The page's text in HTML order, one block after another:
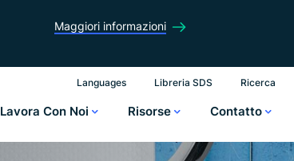
Maggiori informazioni
Languages Libreria SDS Ricerca
Lavora Con Noi Risorse Contatto